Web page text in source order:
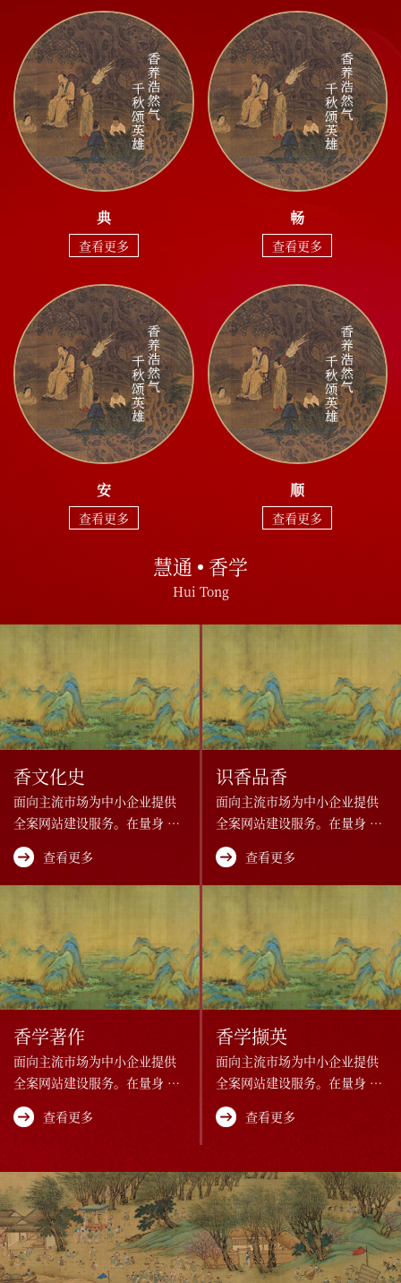
典
查看更多
畅
查看更多
安
查看更多
顺
查看更多
慧通 香学
Hui Tong
香文化史
面向主流市场为中小企业提供
全案网站建设服务。在量身 设
计、快速开发、成本控制方面
有一套体贴的解决方案。
查看更多
识香品香
面向主流市场为中小企业提供
全案网站建设服务。在量身 设
计、快速开发、成本控制方面
有一套体贴的解决方案。
查看更多
香学著作
面向主流市场为中小企业提供
全案网站建设服务。在量身 设
计、快速开发、成本控制方面
有一套体贴的解决方案。
查看更多
香学撷英
面向主流市场为中小企业提供
全案网站建设服务。在量身 设
计、快速开发、成本控制方面
有一套体贴的解决方案。
查看更多